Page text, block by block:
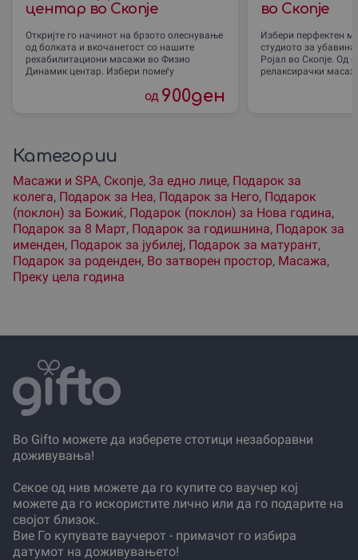
центар во Скопjе
Откријте го начинот на брзото олеснување
од болката и вкочанетост со нашите
рехабилитациони масажи во Физио
Динамик центар. Избери помеѓу
од 900ден
во Скопје
Избери перфектен
студиото за
Ројал во Скопје. Од
релаксирачки
Категории
Масажи и SPA, Скопjе, За едно лице, Подарок за
колега, Подарок за Неа, Подарок за Него, Подарок
(поклон) за Божиќ, Подарок (поклон) за Нова година,
Подарок за 8 Март, Подарок за годишнина, Подарок за
именден, Подарок за јубилеј, Подарок за матурант,
Подарок за роденден, Во затворен простор, Масажа,
Преку цела година
Во Gifto можете да изберете стотици незаборавни
доживувања!
Секое од нив можете да го купите со ваучер кој
можете да го искористите лично или да го подарите на
својот близок.
Вие Го купувате ваучерот - примачот го избира
датумот на доживувањето!